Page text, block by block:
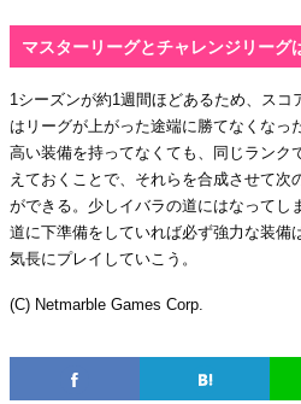
マスターリーグとチャレンジリーグ
1シーズンが約1週間ほどあるため、スコ
はリーグが上がった途端に勝てなくなっ
高い装備を持ってなくても、同じランク
えておくことで、それらを合成させて次
ができる。少しイバラの道にはなってし
道に下準備をしていれば必ず強力な装備
気長にプレイしていこう。
(C) Netmarble Games Corp.